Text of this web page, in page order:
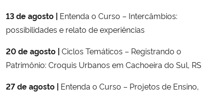
13 de agosto | Entenda o Curso – Intercâmbios:
possibilidades e relato de experiências
20 de agosto | Ciclos Temáticos – Registrando o
Patrimônio: Croquis Urbanos em Cachoeira do Sul, RS
27 de agosto | Entenda o Curso – Projetos de Ensino,